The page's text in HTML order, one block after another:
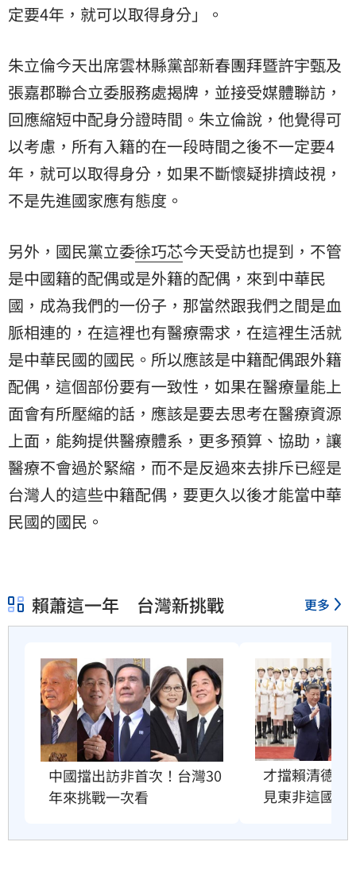
定要4年，就可以取得身分」。
朱立倫今天出席雲林縣黨部新春團拜暨許宇甄及
張嘉郡聯合立委服務處揭牌，並接受媒體聯訪，
回應縮短中配身分證時間。朱立倫說，他覺得可
以考慮，所有入籍的在一段時間之後不一定要4
年，就可以取得身分，如果不斷懷疑排擠歧視，
不是先進國家應有態度。
另外，國民黨立委徐巧芯今天受訪也提到，不管
是中國籍的配偶或是外籍的配偶，來到中華民
國，成為我們的一份子，那當然跟我們之間是血
脈相連的，在這裡也有醫療需求，在這裡生活就
是中華民國的國民。所以應該是中籍配偶跟外籍
配偶，這個部份要有一致性，如果在醫療量能上
面會有所壓縮的話，應該是要去思考在醫療資源
上面，能夠提供醫療體系，更多預算、協助，讓
醫療不會過於緊縮，而不是反過來去排斥已經是
台灣人的這些中籍配偶，要更久以後才能當中華
民國的國民。
賴蕭這一年 台灣新挑戰 更多
中國擋出訪非首次！台灣30
年來挑戰一次看
才擋賴清德訪
見東非這國總